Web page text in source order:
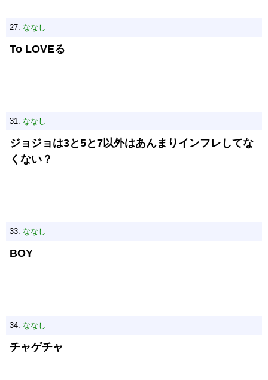
27: ななし
To LOVEる
31: ななし
ジョジョは3と5と7以外はあんまりインフレしてな
くない？
33: ななし
BOY
34: ななし
チャゲチャ